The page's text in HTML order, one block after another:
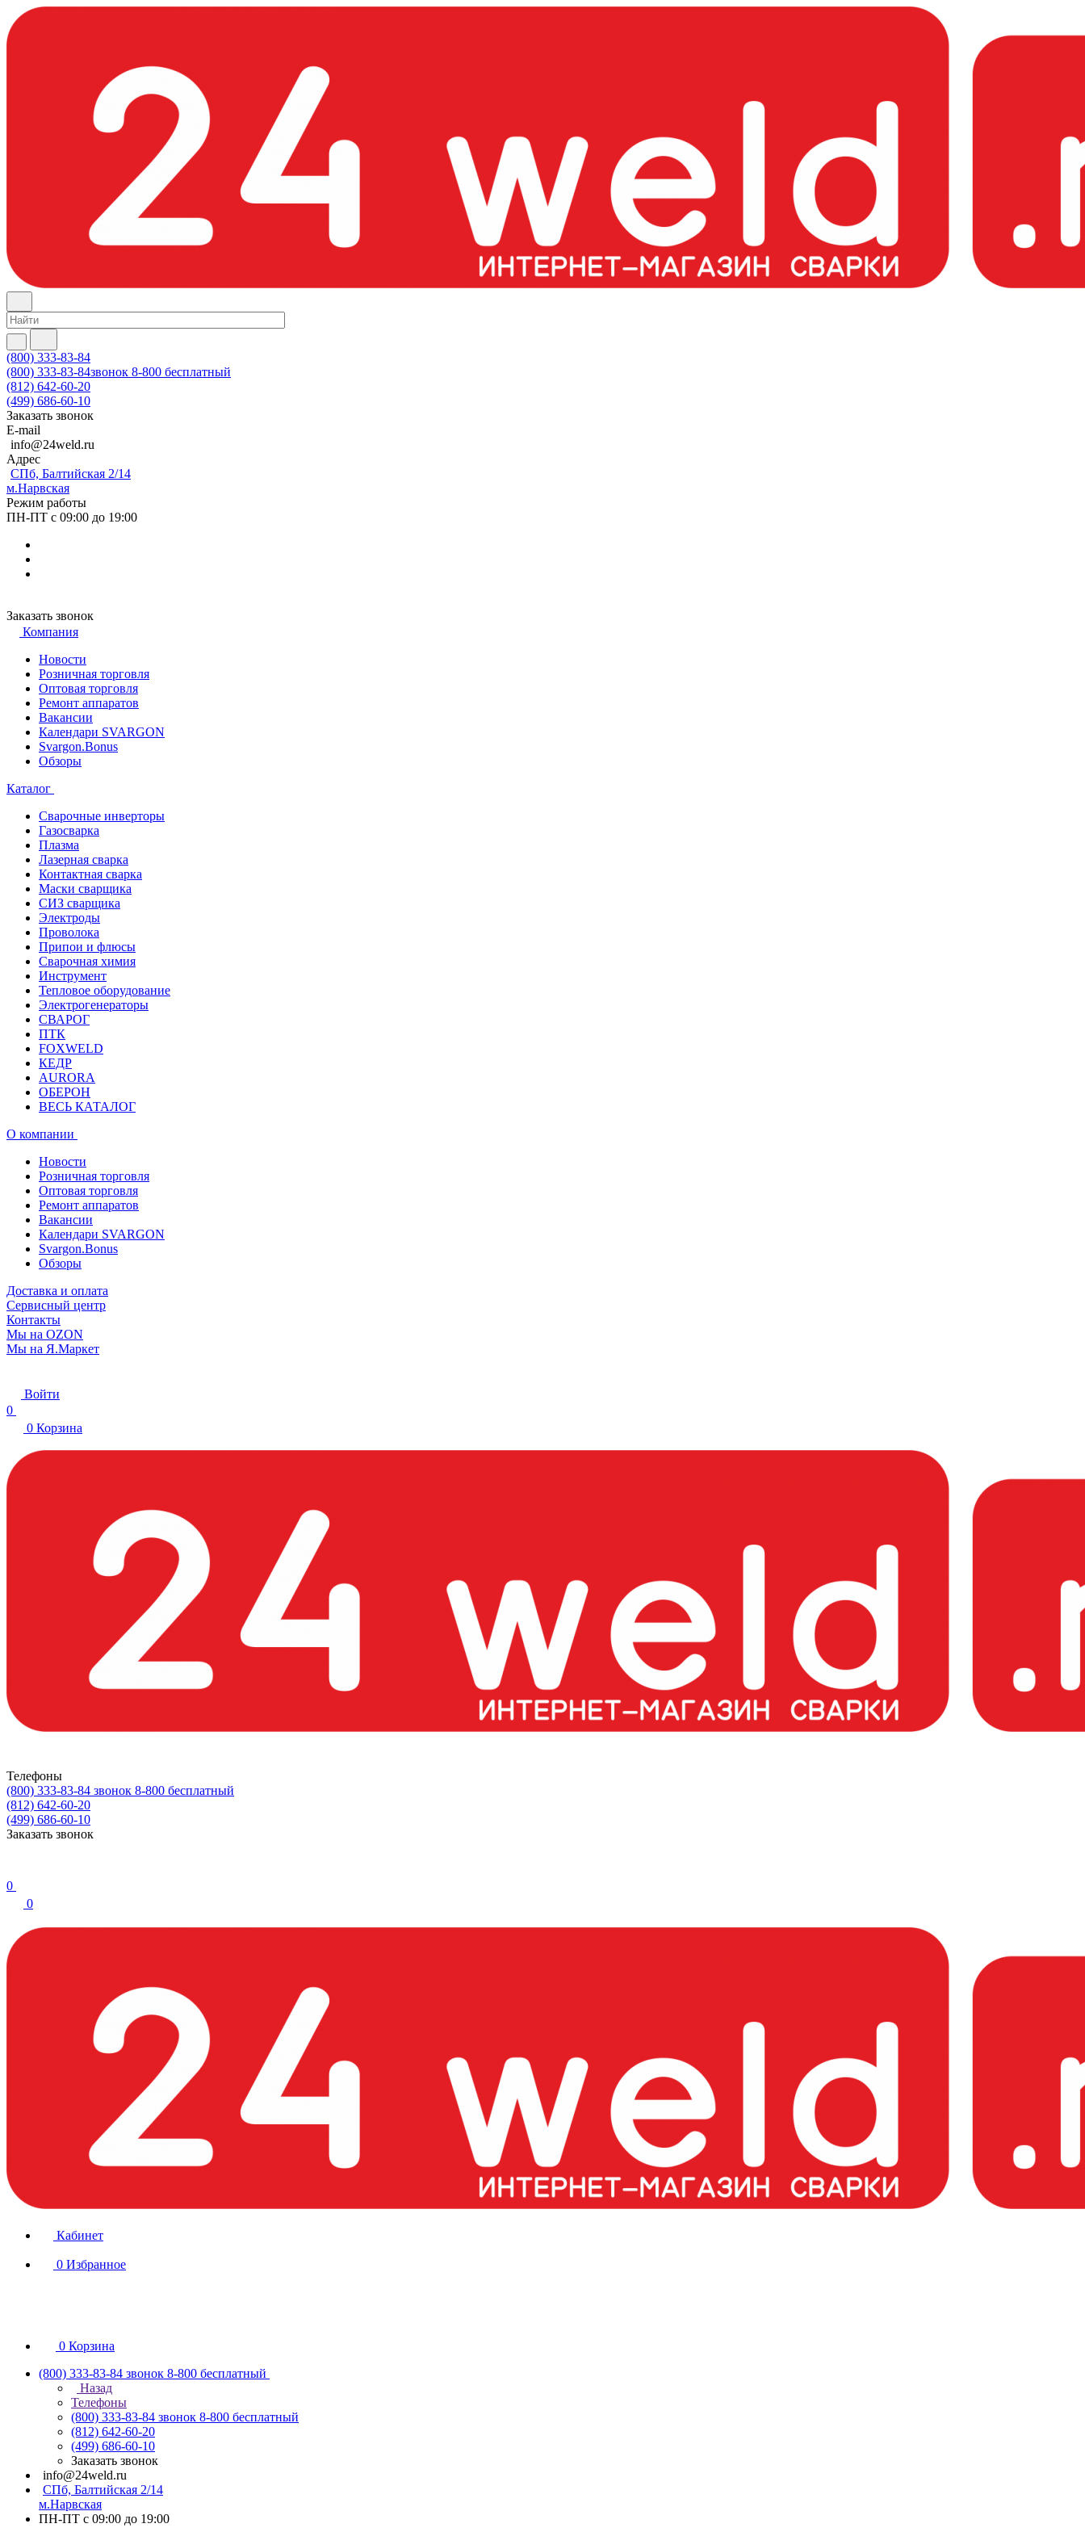
(800) 333-83-84
(800) 333-83-84звонок 8-800 бесплатный
(812) 642-60-20
(499) 686-60-10
Заказать звонок
E-mail
info@24weld.ru
Адрес
СПб, Балтийская 2/14
м.Нарвская
Режим работы
ПН-ПТ с 09:00 до 19:00
Заказать звонок
Компания
Новости
Розничная торговля
Оптовая торговля
Ремонт аппаратов
Вакансии
Календари SVARGON
Svargon.Bonus
Обзоры
Каталог
Сварочные инверторы
Газосварка
Плазма
Лазерная сварка
Контактная сварка
Маски сварщика
СИЗ сварщика
Электроды
Проволока
Припои и флюсы
Сварочная химия
Инструмент
Тепловое оборудование
Электрогенераторы
СВАРОГ
ПТК
FOXWELD
КЕДР
AURORA
ОБЕРОН
ВЕСЬ КАТАЛОГ
О компании
Новости
Розничная торговля
Оптовая торговля
Ремонт аппаратов
Вакансии
Календари SVARGON
Svargon.Bonus
Обзоры
Доставка и оплата
Сервисный центр
Контакты
Мы на OZON
Мы на Я.Маркет
Войти
0
0 Корзина
Телефоны
(800) 333-83-84 звонок 8-800 бесплатный
(812) 642-60-20
(499) 686-60-10
Заказать звонок
0
0
Кабинет
0 Избранное
0 Корзина
(800) 333-83-84 звонок 8-800 бесплатный
Назад
Телефоны
(800) 333-83-84 звонок 8-800 бесплатный
(812) 642-60-20
(499) 686-60-10
Заказать звонок
info@24weld.ru
СПб, Балтийская 2/14
м.Нарвская
ПН-ПТ с 09:00 до 19:00